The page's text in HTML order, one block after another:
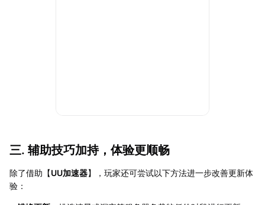
三. 辅助技巧加持，体验更顺畅
除了借助【UU加速器】，玩家还可尝试以下方法进一步改善更新体
验：